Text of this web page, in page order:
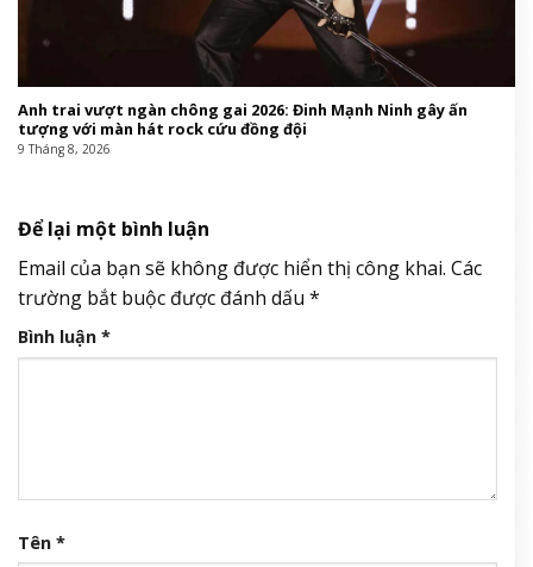
Anh trai vượt ngàn chông gai 2026: Đinh Mạnh Ninh gây ấn
tượng với màn hát rock cứu đồng đội
9 Tháng 8, 2026
Để lại một bình luận
Email của bạn sẽ không được hiển thị công khai. Các
trường bắt buộc được đánh dấu *
Bình luận *
Tên *